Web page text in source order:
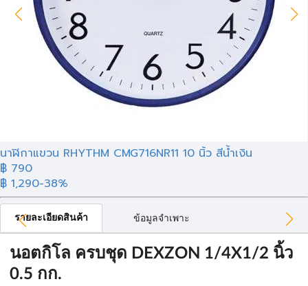
นาฬิกาแขวน RHYTHM CMG716NR11 10 นิ้ว สีน้ำเงิน
฿ 790
฿ 1,290-38%
รายละเอียดสินค้า ข้อมูลจำเพาะ
นอตกิโล ครบชุด DEXZON 1/4X1/2 นิ้ว
0.5 กก.